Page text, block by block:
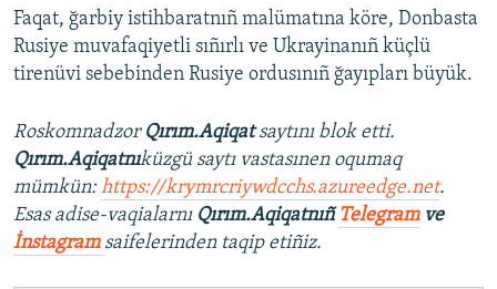
Faqat, ğarbiy istihbaratnıñ malümatına köre, Donbasta
Rusiye muvafaqiyetli sıñırlı ve Ukrayinanıñ küçlü
tirenüvi sebebinden Rusiye ordusınıñ ğayıpları büyük.
Roskomnadzor Qırım.Aqiqatsaytını blok etti.
Qırım.Aqiqatnıküzgü saytı vastasınen oqumaq
mümkün:https://krymrcriywdcchs.azureedge.net.
Esas adise-vaqialarnı Qırım.Aqiqatnıñ Telegramve
İnstagram saifelerinden taqip etiñiz.